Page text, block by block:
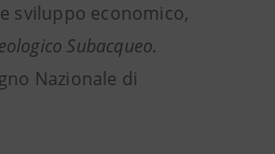
sviluppo economico,
Subacqueo.
Nazionale di